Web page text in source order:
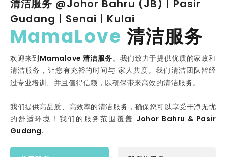
清洁服务
新山
清洁服务 @Johor Bahru (JB) | Pasir
Gudang | Senai | Kulai
MamaLove 清洁服务
欢迎来到Mamalove 清洁服务。我们致力于提供优质的家政和
清洁服务，让您有充裕的时间与 家人共度。我们清洁团队皆经
过专业培训、并且值得信赖，以确保带来高效的清洁服务。
我们提供高品质、高效率的清洁服务，确保您可以享受干净无忧
的舒适环境！我们的服务范围覆盖 Johor Bahru & Pasir
Gudang.